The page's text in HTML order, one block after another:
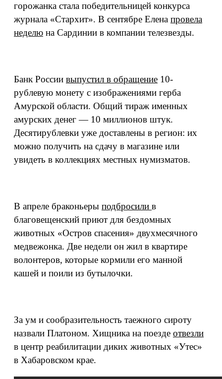
горожанка стала победительницей конкурса
журнала «Стархит». В сентябре Елена провела
неделю на Сардинии в компании телезвезды.
Банк России выпустил в обращение 10-
рублевую монету с изображениями герба
Амурской области. Общий тираж именных
амурских денег — 10 миллионов штук.
Десятирублевки уже доставлены в регион: их
можно получить на сдачу в магазине или
увидеть в коллекциях местных нумизматов.
В апреле браконьеры подбросили в
благовещенский приют для бездомных
животных «Остров спасения» двухмесячного
медвежонка. Две недели он жил в квартире
волонтеров, которые кормили его манной
кашей и поили из бутылочки.
За ум и сообразительность таежного сироту
назвали Платоном. Хищника на поезде отвезли
в центр реабилитации диких животных «Утес»
в Хабаровском крае.